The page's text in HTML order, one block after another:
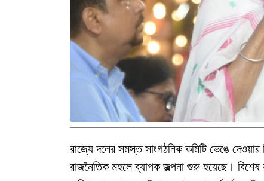
রাজ্যে দলের সমস্ত সাংগঠনিক কমিটি ভেঙে
রাজনৈতিক মহলে ব্যাপক জল্পনা শুরু হয়েছে।